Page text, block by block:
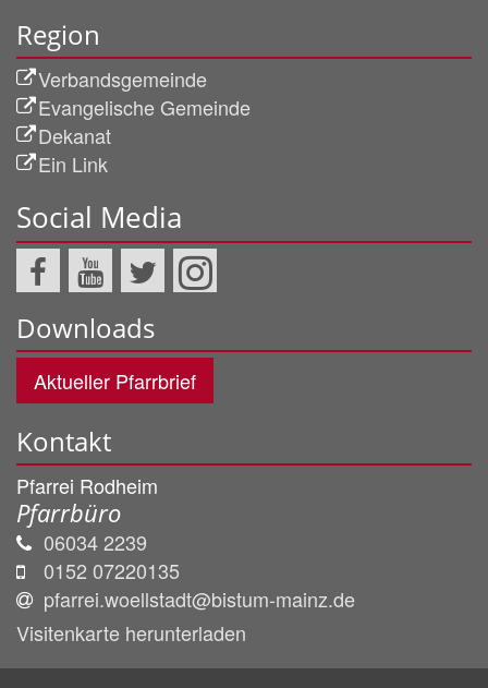
Region
Verbandsgemeinde
Evangelische Gemeinde
Dekanat
Ein Link
Social Media
Downloads
Aktueller Pfarrbrief
Kontakt
Pfarrei Rodheim
Pfarrbüro
06034 2239
0152 07220135
pfarrei.woellstadt@bistum-mainz.de
Visitenkarte herunterladen